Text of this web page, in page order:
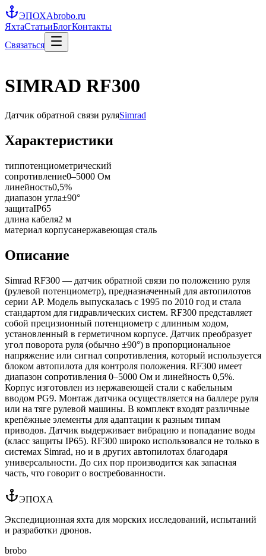
ЭПОХАbrobo.ru
ЯхтаСтатьиБлогКонтакты
Связаться
SIMRAD RF300
Датчик обратной связи руляSimrad
Характеристики
типпотенциометрический
сопротивление0–5000 Ом
линейность0,5%
диапазон угла±90°
защитаIP65
длина кабеля2 м
материал корпусанержавеющая сталь
Описание
Simrad RF300 — датчик обратной связи по положению руля
(рулевой потенциометр), предназначенный для автопилотов
серии AP. Модель выпускалась с 1995 по 2010 год и стала
стандартом для гидравлических систем. RF300 представляет
собой прецизионный потенциометр с длинным ходом,
установленный в герметичном корпусе. Датчик преобразует
угол поворота руля (обычно ±90°) в пропорциональное
напряжение или сигнал сопротивления, который используется
блоком автопилота для контроля положения. RF300 имеет
диапазон сопротивления 0–5000 Ом и линейность 0,5%.
Корпус изготовлен из нержавеющей стали с кабельным
вводом PG9. Монтаж датчика осуществляется на баллере руля
или на тяге рулевой машины. В комплект входят различные
крепёжные элементы для адаптации к разным типам
приводов. Датчик выдерживает вибрацию и попадание воды
(класс защиты IP65). RF300 широко использовался не только в
системах Simrad, но и в других автопилотах благодаря
универсальности. До сих пор производится как запасная
часть, что говорит о востребованности.
ЭПОХА
Экспедиционная яхта для морских исследований, испытаний
и разработки дронов.
brobo